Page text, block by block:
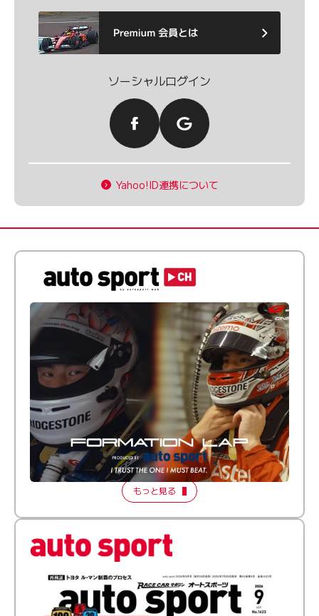
ソーシャルログイン
Yahoo!ID連携について
倒す相手を、信じてる。小林利徠斗 × 野村勇斗
【FORMATION LAP Produced by auto sport】
2026 Episode 2
もっと見る